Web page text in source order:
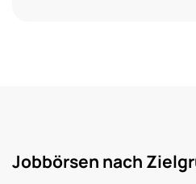
Jobbörsen nach